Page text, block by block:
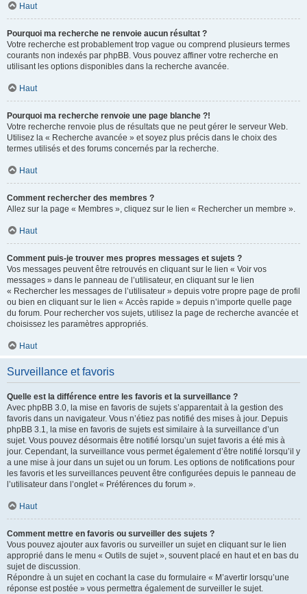
Haut
Pourquoi ma recherche ne renvoie aucun résultat ?
Votre recherche est probablement trop vague ou comprend plusieurs termes
courants non indexés par phpBB. Vous pouvez affiner votre recherche en
utilisant les options disponibles dans la recherche avancée.
Haut
Pourquoi ma recherche renvoie une page blanche ?!
Votre recherche renvoie plus de résultats que ne peut gérer le serveur Web.
Utilisez la « Recherche avancée » et soyez plus précis dans le choix des
termes utilisés et des forums concernés par la recherche.
Haut
Comment rechercher des membres ?
Allez sur la page « Membres », cliquez sur le lien « Rechercher un membre ».
Haut
Comment puis-je trouver mes propres messages et sujets ?
Vos messages peuvent être retrouvés en cliquant sur le lien « Voir vos
messages » dans le panneau de l’utilisateur, en cliquant sur le lien
« Rechercher les messages de l’utilisateur » depuis votre propre page de profil
ou bien en cliquant sur le lien « Accès rapide » depuis n’importe quelle page
du forum. Pour rechercher vos sujets, utilisez la page de recherche avancée et
choisissez les paramètres appropriés.
Haut
Surveillance et favoris
Quelle est la différence entre les favoris et la surveillance ?
Avec phpBB 3.0, la mise en favoris de sujets s’apparentait à la gestion des
favoris dans un navigateur. Vous n’étiez pas notifié des mises à jour. Depuis
phpBB 3.1, la mise en favoris de sujets est similaire à la surveillance d’un
sujet. Vous pouvez désormais être notifié lorsqu’un sujet favoris a été mis à
jour. Cependant, la surveillance vous permet également d’être notifié lorsqu’il y
a une mise à jour dans un sujet ou un forum. Les options de notifications pour
les favoris et les surveillances peuvent être configurées depuis le panneau de
l’utilisateur dans l’onglet « Préférences du forum ».
Haut
Comment mettre en favoris ou surveiller des sujets ?
Vous pouvez ajouter aux favoris ou surveiller un sujet en cliquant sur le lien
approprié dans le menu « Outils de sujet », souvent placé en haut et en bas du
sujet de discussion.
Répondre à un sujet en cochant la case du formulaire « M’avertir lorsqu’une
réponse est postée » vous permettra également de surveiller le sujet.